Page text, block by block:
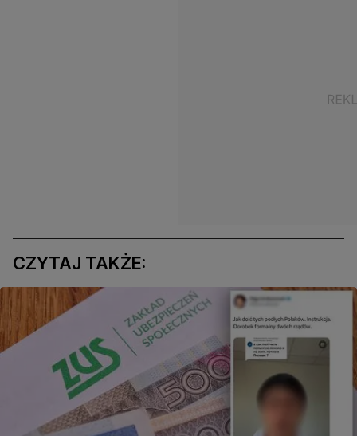
CZYTAJ TAKŻE: